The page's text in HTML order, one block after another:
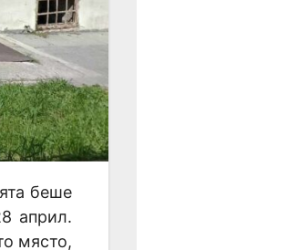
беше
април.
място,